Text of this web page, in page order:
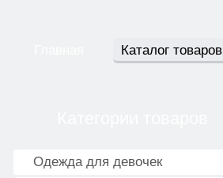
Каталог товаров
Одежда для девочек